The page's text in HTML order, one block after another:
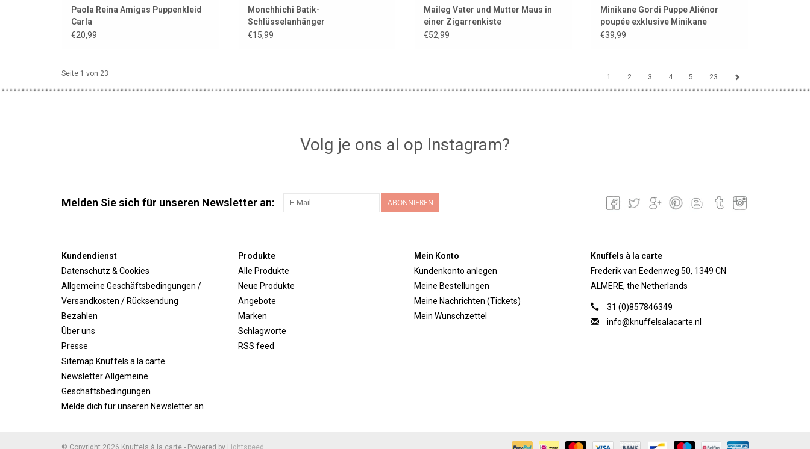
Paola Reina Amigas Puppenkleid
Carla
€20,99
Monchhichi Batik-
Schlüsselanhänger
€15,99
Maileg Vater und Mutter Maus in
einer Zigarrenkiste
€52,99
Minikane Gordi Puppe Aliénor
poupée exklusive Minikane
€39,99
Seite 1 von 23 1 2 3 4 5 23
Volg je ons al op Instagram?
Melden Sie sich für unseren Newsletter an: ABONNIEREN
Kundendienst
Datenschutz & Cookies
Allgemeine Geschäftsbedingungen /
Versandkosten / Rücksendung
Bezahlen
Über uns
Presse
Sitemap Knuffels a la carte
Newsletter Allgemeine
Geschäftsbedingungen
Melde dich für unseren Newsletter an
Produkte
Alle Produkte
Neue Produkte
Angebote
Marken
Schlagworte
RSS feed
Mein Konto
Kundenkonto anlegen
Meine Bestellungen
Meine Nachrichten (Tickets)
Mein Wunschzettel
Knuffels à la carte
Frederik van Eedenweg 50, 1349 CN
ALMERE, the Netherlands
31 (0)857846349
info@knuffelsalacarte.nl
© Copyright 2026 Knuffels à la carte - Powered by Lightspeed